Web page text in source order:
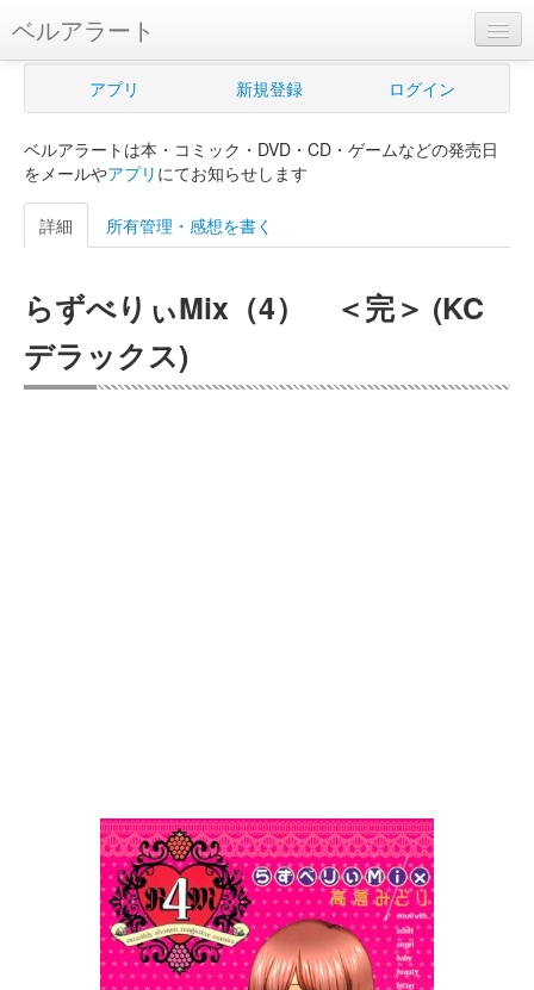
ベルアラート
ベルアラートとは
新規登録
ログイン
購入管理
Myシェルフ
アプリ 新規登録 ログイン
ベルアラートは本・コミック・DVD・CD・ゲームなどの発売日
をメールやアプリ にてお知らせします
詳細 所有管理・感想を書く
らずべりぃMix（4） ＜完＞ (KC
デラックス)